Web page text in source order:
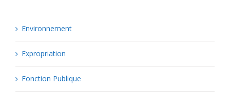
Environnement
Expropriation
Fonction Publique